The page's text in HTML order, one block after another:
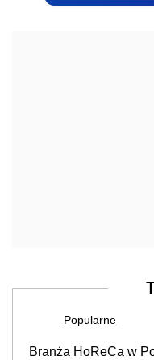
Popularne
Branża HoReCa w